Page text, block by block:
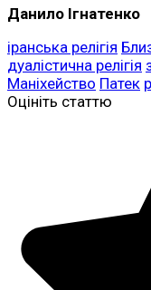
Данило Ігнатенко
іранська релігія
дуалістична релігія
Маніхейство Патек
Оцініть статтю